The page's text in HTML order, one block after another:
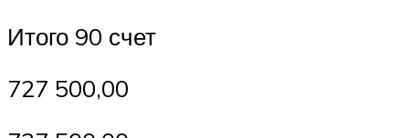
Итого 90 счет
727 500,00